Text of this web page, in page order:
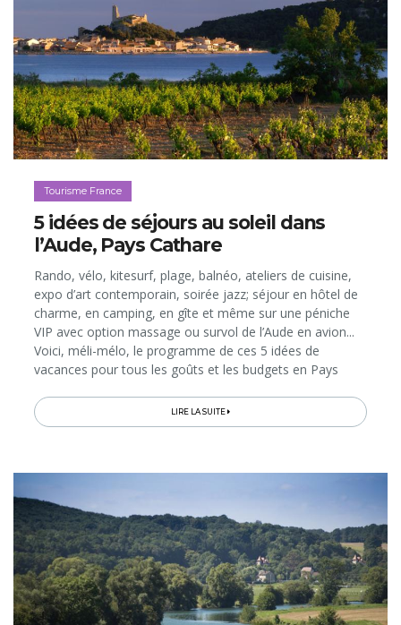
Tourisme France
5 idées de séjours au soleil dans
l’Aude, Pays Cathare
Rando, vélo, kitesurf, plage, balnéo, ateliers de cuisine,
expo d’art contemporain, soirée jazz; séjour en hôtel de
charme, en camping, en gîte et même sur une péniche
VIP avec option massage ou survol de l’Aude en avion...
Voici, méli-mélo, le programme de ces 5 idées de
vacances pour tous les goûts et les budgets en Pays
aux vols vers Carcassonne et aux trains directs vers
Narbonne…
LIRE LA SUITE